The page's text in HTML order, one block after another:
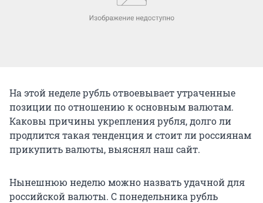
На этой неделе рубль отвоевывает утраченные
позиции по отношению к основным валютам.
Каковы причины укрепления рубля, долго ли
продлится такая тенденция и стоит ли россиянам
прикупить валюты, выяснял наш сайт.
Нынешнюю неделю можно назвать удачной для
российской валюты. С понедельника рубль